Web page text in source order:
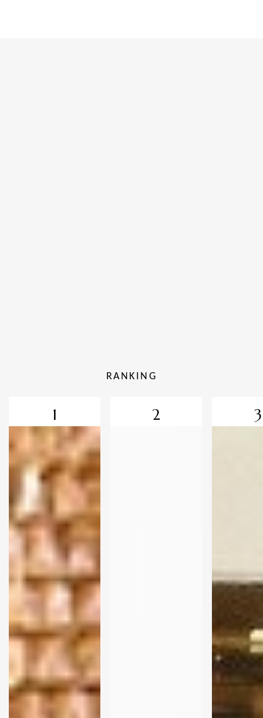
RANKING
1 2 3